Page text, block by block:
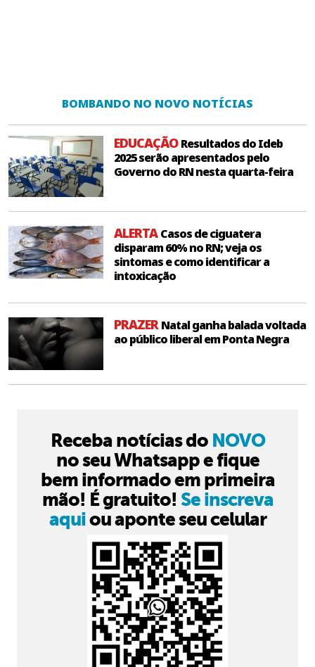
BOMBANDO NO NOVO NOTÍCIAS
EDUCAÇÃOResultados do Ideb
2025 serão apresentados pelo
Governo do RN nesta quarta-feira
ALERTACasos de ciguatera
disparam 60% no RN; veja os
sintomas e como identificar a
intoxicação
PRAZER Natal ganha balada voltada
ao público liberal em Ponta Negra
Receba notícias do NOVO
no seu Whatsapp e fique
bem informado em primeira
mão! É gratuito! Se inscreva
aquiou aponte seu celular